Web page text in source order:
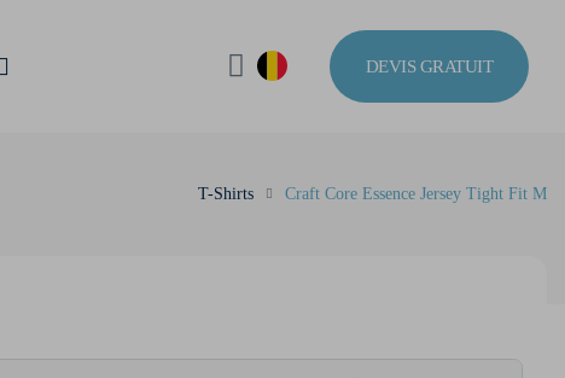
DEVIS GRATUIT
T-Shirts Craft Core Essence Jersey Tight Fit M